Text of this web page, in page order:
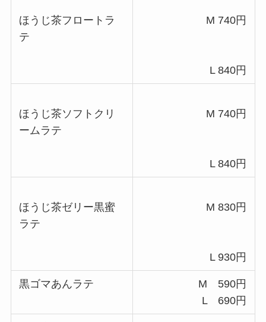
ほうじ茶フロートラ
テ
M 740円
L 840円
ほうじ茶ソフトクリ
ームラテ
M 740円
L 840円
ほうじ茶ゼリー黒蜜
ラテ
M 830円
L 930円
黒ゴマあんラテ
M 590円
L 690円